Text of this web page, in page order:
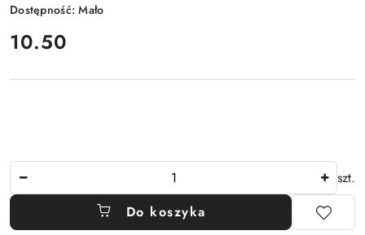
Dostępność:Mało
cena:
10.50
szt.
Do koszyka